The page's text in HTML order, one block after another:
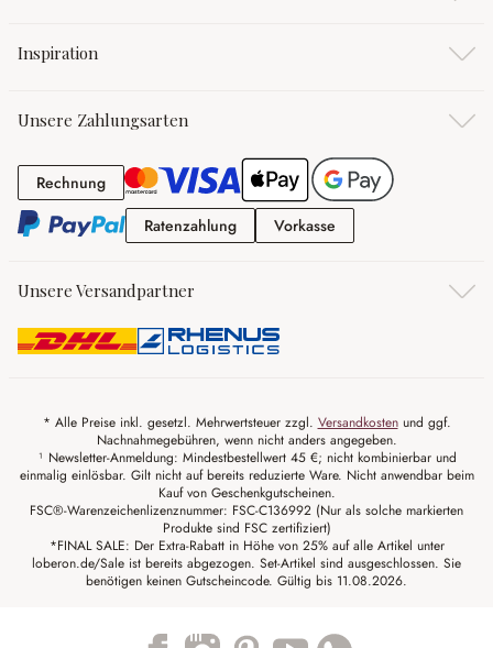
Inspiration
Unsere Zahlungsarten
RechnungRechnung
RatenzahlungRatenzahlung
Vorkasse
Unsere Versandpartner
* Alle Preise inkl. gesetzl. Mehrwertsteuer zzgl. Versandkostenund ggf.
Nachnahmegebühren, wenn nicht anders angegeben.
¹ Newsletter-Anmeldung: Mindestbestellwert 45 €; nicht kombinierbar und
einmalig einlösbar. Gilt nicht auf bereits reduzierte Ware. Nicht anwendbar beim
Kauf von Geschenkgutscheinen.
FSC®-Warenzeichenlizenznummer: FSC-C136992 (Nur als solche markierten
Produkte sind FSC zertifiziert)
*FINAL SALE: Der Extra-Rabatt in Höhe von 25% auf alle Artikel unter
loberon.de/Sale ist bereits abgezogen. Set-Artikel sind ausgeschlossen. Sie
benötigen keinen Gutscheincode. Gültig bis 11.08.2026.